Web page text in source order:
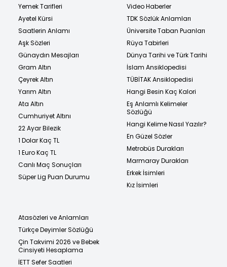
Yemek Tarifleri
Ayetel Kürsi
Saatlerin Anlamı
Aşk Sözleri
Günaydın Mesajları
Gram Altın
Çeyrek Altın
Yarım Altın
Ata Altın
Cumhuriyet Altını
22 Ayar Bilezik
1 Dolar Kaç TL
1 Euro Kaç TL
Canlı Maç Sonuçları
Süper Lig Puan Durumu
Video Haberler
TDK Sözlük Anlamları
Üniversite Taban Puanları
Rüya Tabirleri
Dünya Tarihi ve Türk Tarihi
İslam Ansiklopedisi
TÜBİTAK Ansiklopedisi
Hangi Besin Kaç Kalori
Eş Anlamlı Kelimeler
Sözlüğü
Hangi Kelime Nasıl Yazılır?
En Güzel Sözler
Metrobüs Durakları
Marmaray Durakları
Erkek İsimleri
Kız İsimleri
Atasözleri ve Anlamları
Türkçe Deyimler Sözlüğü
Çin Takvimi 2026 ve Bebek
Cinsiyeti Hesaplama
İETT Sefer Saatleri